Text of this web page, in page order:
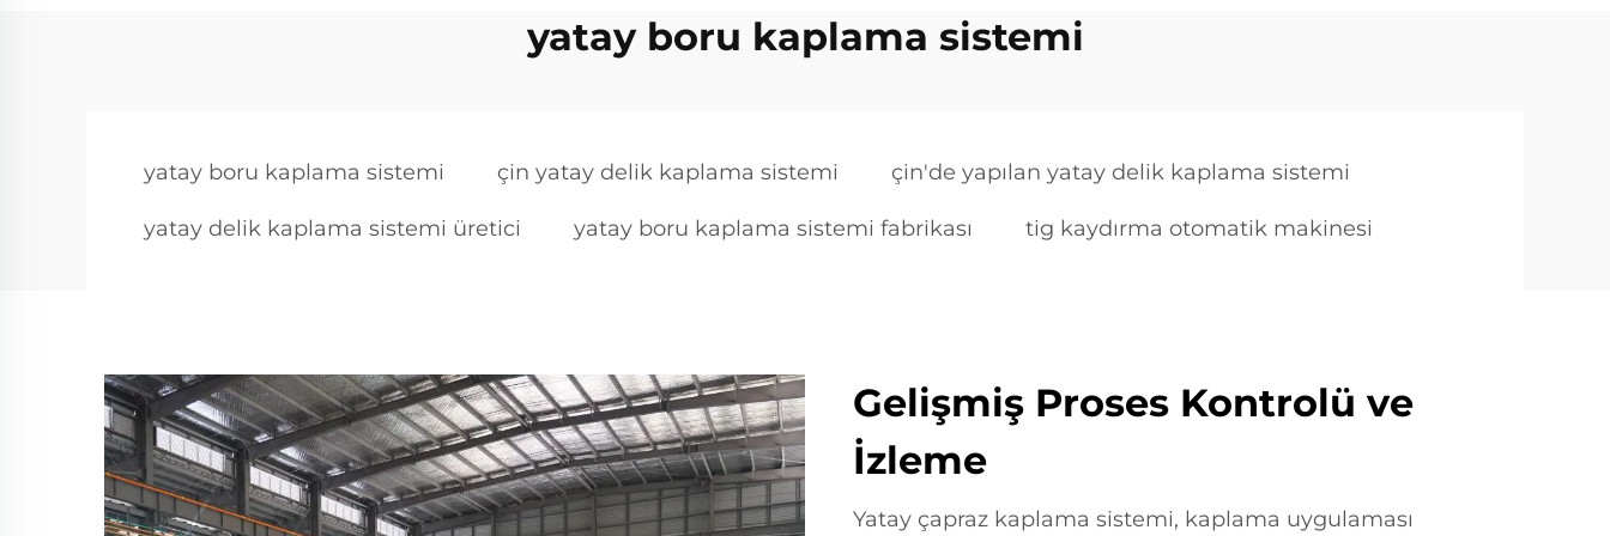
yatay boru kaplama sistemi
yatay boru kaplama sistemi çin yatay delik kaplama sistemi çin'de yapılan yatay delik kaplama sistemi
yatay delik kaplama sistemi üretici yatay boru kaplama sistemi fabrikası tig kaydırma otomatik makinesi
Gelişmiş Proses Kontrolü ve
İzleme
Yatay çapraz kaplama sistemi, kaplama uygulaması